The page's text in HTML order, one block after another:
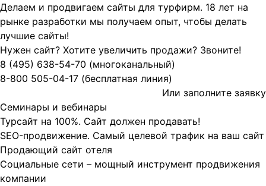
Делаем и продвигаем сайты для турфирм. 18 лет на
рынке разработки мы получаем опыт, чтобы делать
лучшие сайты!
Нужен сайт? Хотите увеличить продажи? Звоните!
8 (495) 638-54-70 (многоканальный)
8-800 505-04-17 (бесплатная линия)
Или заполните заявку
Семинары и вебинары
Турсайт на 100%. Сайт должен продавать!
SEO-продвижение. Самый целевой трафик на ваш сайт
Продающий сайт отеля
Социальные сети – мощный инструмент продвижения
компании